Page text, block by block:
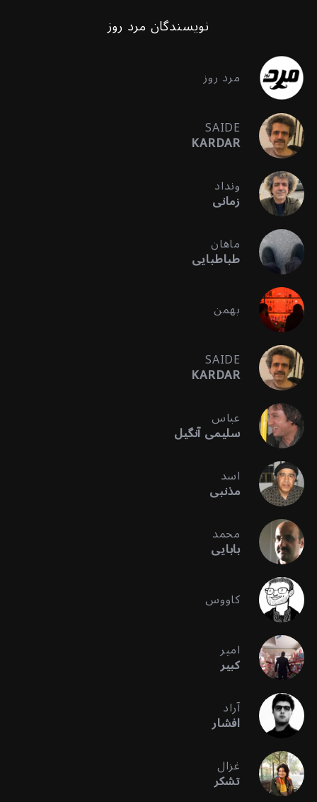
نویسندگان مرد روز
مرد روز
SAIDE
KARDAR
ونداد
زمانی
ماهان
طباطبایی
بهمن
SAIDE
KARDAR
عباس
سلیمی آنگیل
اسد
مذنبی
محمد
بابایی
کاووس
امیر
کبیر
آراد
افشار
غزال
تشکر